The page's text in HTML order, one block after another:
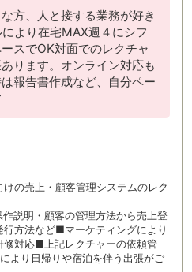
方、人と接する業務が好き
より在宅MAX週４にシフ
スでOK対面でのレクチャ
ります。オンライン対応も
報告書作成など、自分ペー
の売上・顧客管理システムのレク
説明・顧客の管理方法から売上登
方法など■マーケティングにより
修対応■上記レクチャーの依頼管
より日帰りや宿泊を伴う出張がご